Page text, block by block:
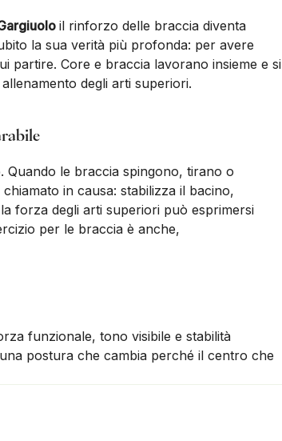
il rinforzo delle braccia diventa
la sua verità più profonda: per avere
partire. Core e braccia lavorano insieme e si
degli arti superiori.
Quando le braccia spingono, tirano o
in causa: stabilizza il bacino,
forza degli arti superiori può esprimersi
per le braccia è anche,
funzionale, tono visibile e stabilità
postura che cambia perché il centro che